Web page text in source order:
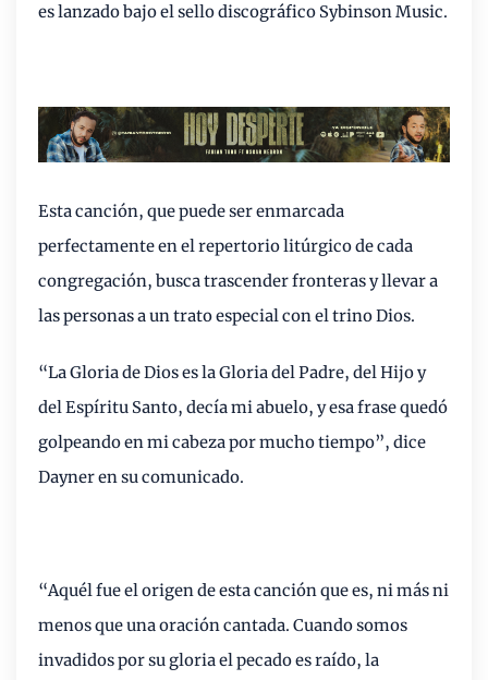
es lanzado bajo el sello discográfico Sybinson Music.
Esta canción, que puede ser enmarcada
perfectamente en el repertorio litúrgico de cada
congregación, busca trascender fronteras y llevar a
las personas a un trato especial con el trino Dios.
“La Gloria de Dios es la Gloria del Padre, del Hijo y
del Espíritu Santo, decía mi abuelo, y esa frase quedó
golpeando en mi cabeza por mucho tiempo”, dice
Dayner en su comunicado.
“Aquél fue el origen de esta canción que es, ni más ni
menos que una oración cantada. Cuando somos
invadidos por su gloria el pecado es raído, la